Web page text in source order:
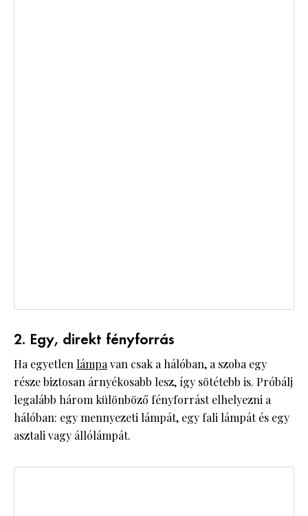
2. Egy, direkt fényforrás
Ha egyetlen lámpavan csak a hálóban, a szoba egy
része biztosan árnyékosabb lesz, így sötétebb is. Próbálj
legalább három különböző fényforrást elhelyezni a
hálóban: egy mennyezeti lámpát, egy fali lámpát és egy
asztali vagy állólámpát.